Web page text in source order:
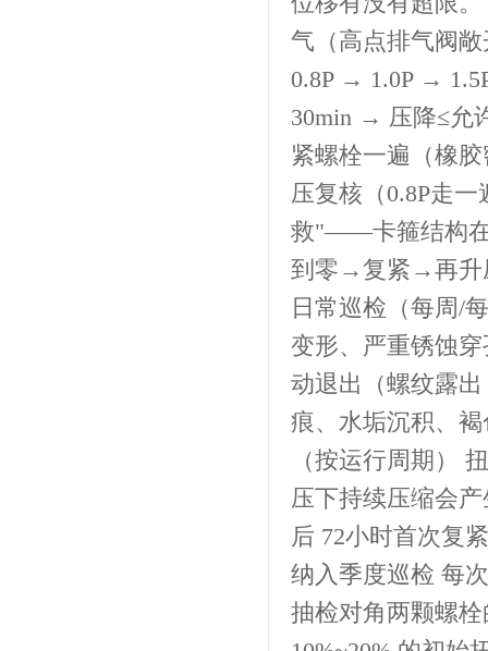
气（高点排气阀
0.8P → 1.0P →
30min → 压降≤允
紧螺栓一遍（橡
压复核（0.8P走
救"——卡箍结构在
到零→复紧→再升
日常巡检（每周/
变形、严重锈蚀
动退出（螺纹露
痕、水垢沉积、
（按运行周期）
压下持续压缩会
后 72小时​ 首次复
纳入季度巡检 每
抽检对角两颗螺